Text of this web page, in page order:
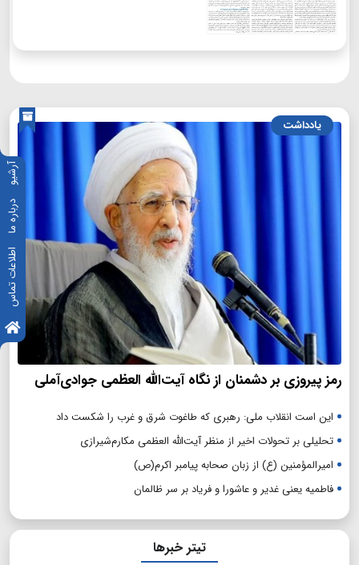
آرشیو
درباره ما
اطلاعات تماس
یادداشت
رمز پیروزی بر دشمنان از نگاه آیت‌الله العظمی جوادی‌آملی
این است انقلاب ملی: رهبری که طاغوت شرق و غرب را شکست داد
تحلیلی بر تحولات اخیر از منظر آیت‌الله العظمی مکارم‌شیرازی
امیرالمؤمنین (ع) از زبان صحابه پیامبر اکرم(ص)
فاطمیه یعنی غدیر و عاشورا و فریاد بر سر ظالمان
تیتر خبرها